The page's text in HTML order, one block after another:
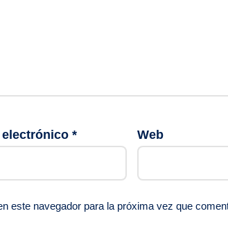
* Web
este navegador para la próxima vez que